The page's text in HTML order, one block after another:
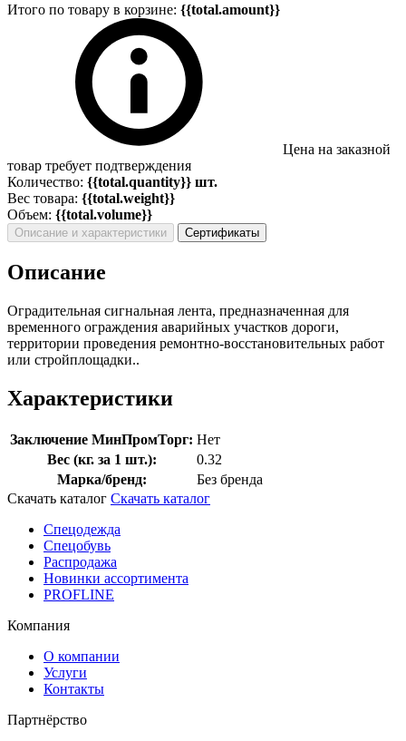
Итого по товару в корзине: {{total.amount}}
Цена на заказной
товар требует подтверждения
Количество: {{total.quantity}} шт.
Вес товара: {{total.weight}}
Объем: {{total.volume}}
Описание и характеристики Сертификаты
Описание
Оградительная сигнальная лента, предназначенная для
временного ограждения аварийных участков дороги,
территории проведения ремонтно-восстановительных работ
или стройплощадки..
Характеристики
Заключение МинПромТорг: Нет
Вес (кг. за 1 шт.):
0.32
Марка/бренд:
Без бренда
Скачать каталог Скачать каталог
Спецодежда
Спецобувь
Распродажа
Новинки ассортимента
PROFLINE
Компания
О компании
Услуги
Контакты
Партнёрство